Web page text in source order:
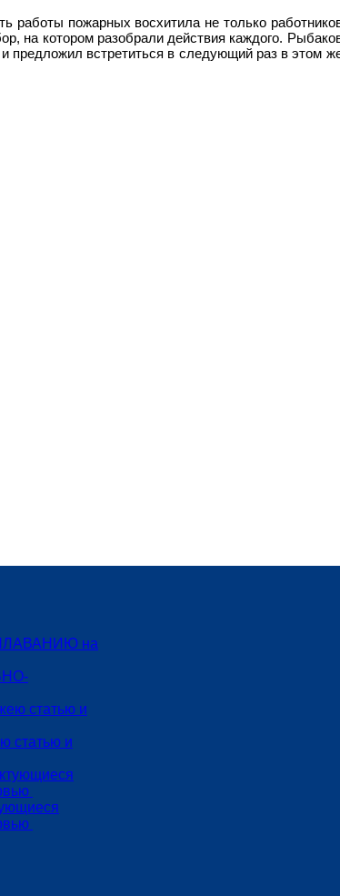
работы пожарных восхитила не только
на котором разобрали действия каждого.
предложил встретиться в следующий раз в этом
на
статью и